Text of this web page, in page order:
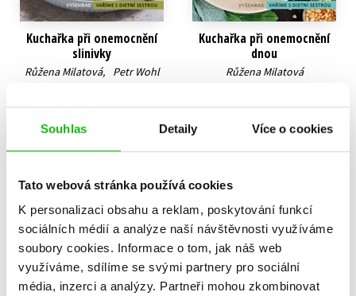
Souhlas Detaily Více o cookies
Tato webová stránka používá cookies
K personalizaci obsahu a reklam, poskytování funkcí
sociálních médií a analýze naší návštěvnosti využíváme
soubory cookies. Informace o tom, jak náš web
využíváme, sdílíme se svými partnery pro sociální
média, inzerci a analýzy. Partneři mohou zkombinovat
Kuchařka při onemocnění
slinivky
Růžena Milatová, Petr Wohl
Do košíku
Kuchařka při onemocnění
dnou
Růžena Milatová
Do košíku